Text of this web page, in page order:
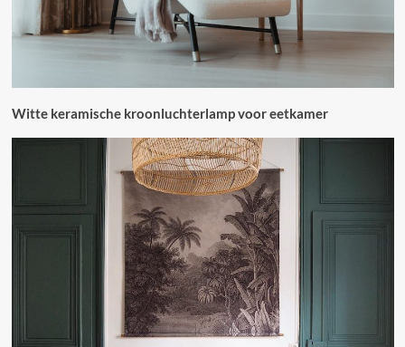
Witte keramische kroonluchterlamp voor eetkamer